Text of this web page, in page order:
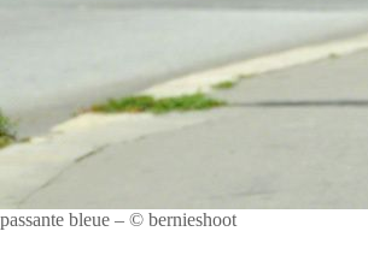
passante bleue – © bernieshoot